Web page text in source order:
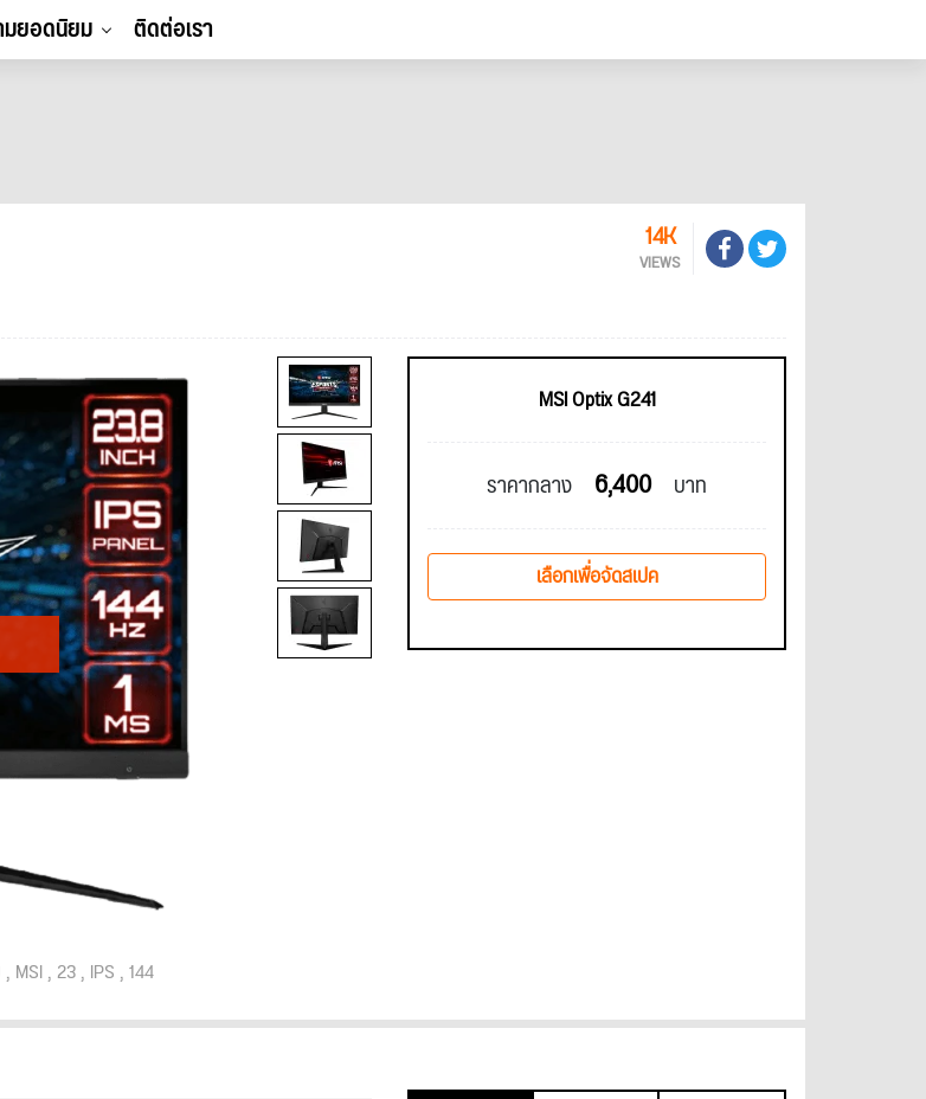
ยอดนิยม ติดต่อเรา
14K
VIEWS
MSI 23 IPS 144
MSI Optix G241
ราคากลาง 6,400 บาท
เลือกเพื่อจัดสเปค